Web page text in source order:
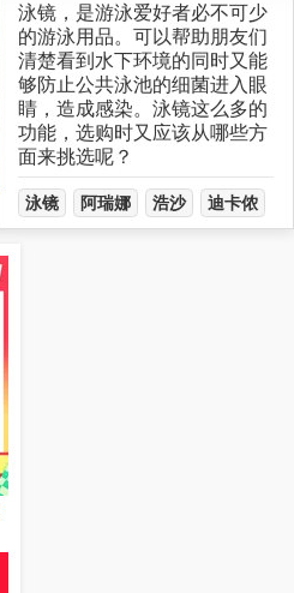
泳镜，是游泳爱好者必不可少
的游泳用品。可以帮助朋友们
清楚看到水下环境的同时又能
够防止公共泳池的细菌进入眼
睛，造成感染。泳镜这么多的
功能，选购时又应该从哪些方
面来挑选呢？
泳镜 阿瑞娜 浩沙 迪卡侬